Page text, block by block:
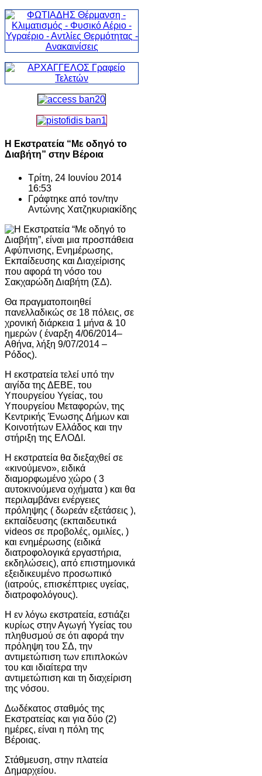
Η Εκστρατεία “Με οδηγό το
Διαβήτη” στην Βέροια
Τρίτη, 24 Ιουνίου 2014
16:53
Γράφτηκε από τον/την
Αντώνης Χατζηκυριακίδης
Η Εκστρατεία “Με οδηγό το
Διαβήτη”, είναι μια προσπάθεια
Αφύπνισης, Ενημέρωσης,
Εκπαίδευσης και Διαχείρισης
που αφορά τη νόσο του
Σακχαρώδη Διαβήτη (ΣΔ).
Θα πραγματοποιηθεί
πανελλαδικώς σε 18 πόλεις, σε
χρονική διάρκεια 1 μήνα & 10
ημερών ( έναρξη 4/06/2014–
Αθήνα, λήξη 9/07/2014 –
Ρόδος).
Η εκστρατεία τελεί υπό την
αιγίδα της ΔΕΒΕ, του
Υπουργείου Υγείας, του
Υπουργείου Μεταφορών, της
Κεντρικής Ένωσης Δήμων και
Κοινοτήτων Ελλάδος και την
στήριξη της ΕΛΟΔΙ.
Η εκστρατεία θα διεξαχθεί σε
«κινούμενο», ειδικά
διαμορφωμένο χώρο ( 3
αυτοκινούμενα οχήματα ) και θα
περιλαμβάνει ενέργειες
πρόληψης ( δωρεάν εξετάσεις ),
εκπαίδευσης (εκπαιδευτικά
videos σε προβολές, ομιλίες, )
και ενημέρωσης (ειδικά
διατροφολογικά εργαστήρια,
εκδηλώσεις), από επιστημονικά
εξειδικευμένο προσωπικό
(ιατρούς, επισκέπτριες υγείας,
διατροφολόγους).
Η εν λόγω εκστρατεία, εστιάζει
κυρίως στην Αγωγή Υγείας του
πληθυσμού σε ότι αφορά την
πρόληψη του ΣΔ, την
αντιμετώπιση των επιπλοκών
του και ιδιαίτερα την
αντιμετώπιση και τη διαχείριση
της νόσου.
Δωδέκατος σταθμός της
Εκστρατείας και για δύο (2)
ημέρες, είναι η πόλη της
Βέροιας.
Στάθμευση, στην πλατεία
Δημαρχείου.